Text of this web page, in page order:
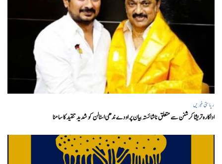
ریاستی خبریں
اداکارہ تریشا کرشنن سے متعلق ناشائستہ بیان پر اودے ندھی اسٹالن کو شدید تنقید کا سامنا